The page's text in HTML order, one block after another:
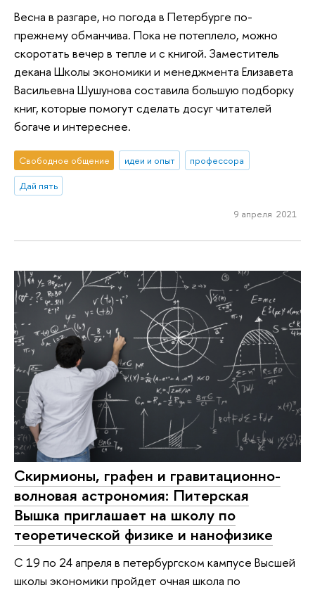
Весна в разгаре, но погода в Петербурге по-
прежнему обманчива. Пока не потеплело, можно
скоротать вечер в тепле и с книгой. Заместитель
декана Школы экономики и менеджмента Елизавета
Васильевна Шушунова составила большую подборку
книг, которые помогут сделать досуг читателей
богаче и интереснее.
Свободное общение идеи и опыт
профессора
Дай пять
9 апреля 2021
Скирмионы, графен и гравитационно-
волновая астрономия: Питерская
Вышка приглашает на школу по
теоретической физике и нанофизике
С 19 по 24 апреля в петербургском кампусе Высшей
школы экономики пройдет очная школа по